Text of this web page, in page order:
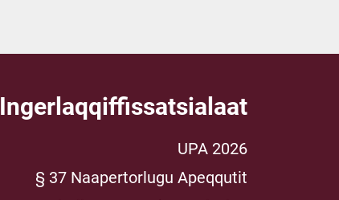
Ingerlaqqiffissatsialaat
UPA 2026
§ 37 Naapertorlugu Apeqqutit